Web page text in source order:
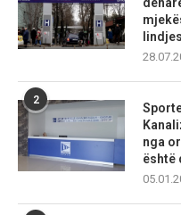
lindjes
2
nga
është